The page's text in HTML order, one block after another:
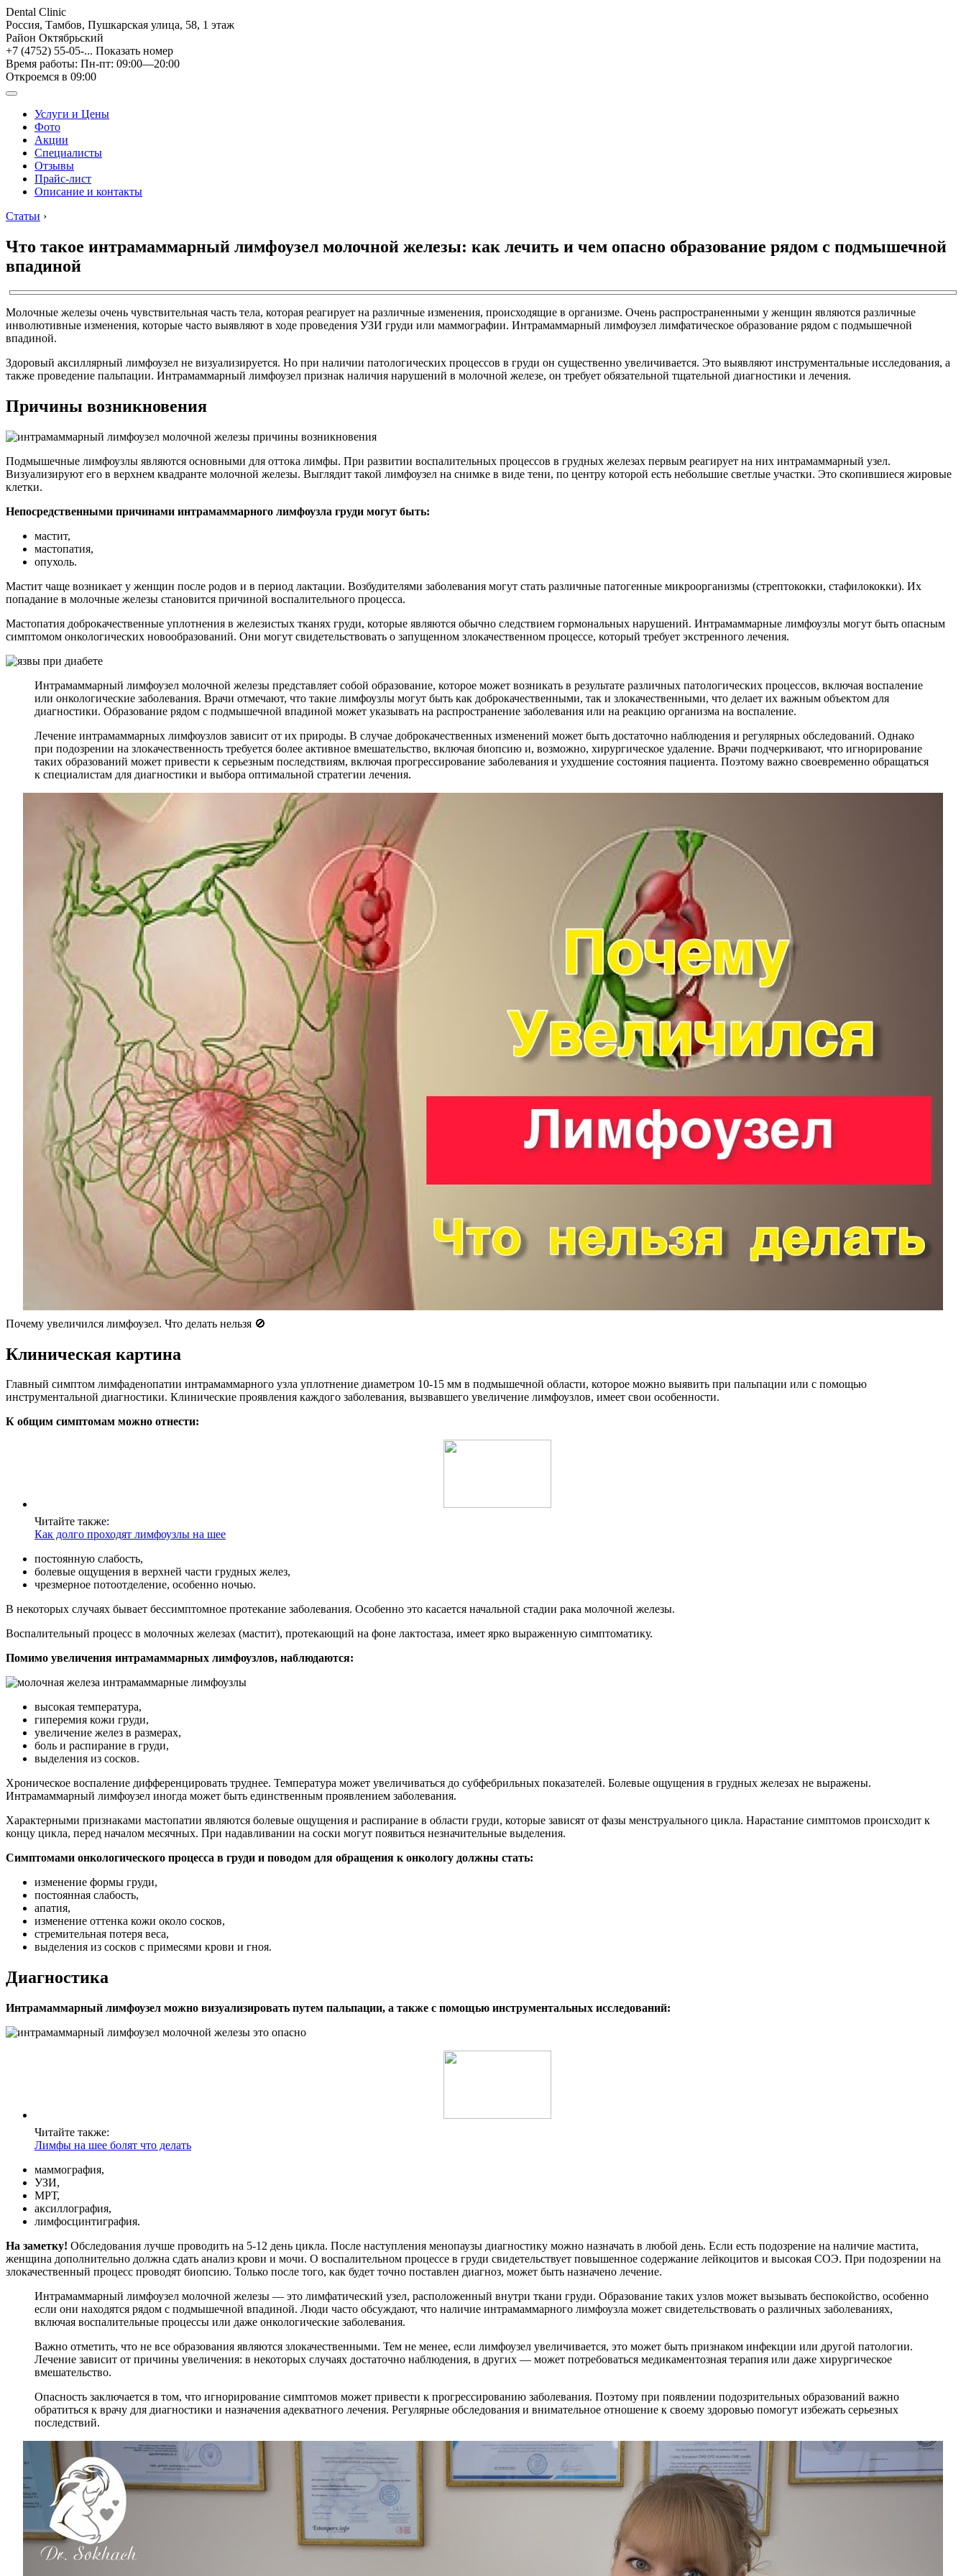
Dental Clinic
Россия, Тамбов, Пушкарская улица, 58, 1 этаж
Район Октябрьский
+7 (4752) 55-05-... Показать номер
Время работы: Пн-пт: 09:00—20:00
Откроемся в 09:00
Услуги и Цены
Фото
Акции
Специалисты
Отзывы
Прайс-лист
Описание и контакты
Статьи ›
Что такое интрамаммарный лимфоузел молочной железы: как лечить и чем опасно образование рядом с подмышечной
впадиной
Молочные железы очень чувствительная часть тела, которая реагирует на различные изменения, происходящие в организме. Очень распространенными у женщин являются различные
инволютивные изменения, которые часто выявляют в ходе проведения УЗИ груди или маммографии. Интрамаммарный лимфоузел лимфатическое образование рядом с подмышечной
впадиной.
Здоровый аксиллярный лимфоузел не визуализируется. Но при наличии патологических процессов в груди он существенно увеличивается. Это выявляют инструментальные исследования, а
также проведение пальпации. Интрамаммарный лимфоузел признак наличия нарушений в молочной железе, он требует обязательной тщательной диагностики и лечения.
Причины возникновения
Подмышечные лимфоузлы являются основными для оттока лимфы. При развитии воспалительных процессов в грудных железах первым реагирует на них интрамаммарный узел.
Визуализируют его в верхнем квадранте молочной железы. Выглядит такой лимфоузел на снимке в виде тени, по центру которой есть небольшие светлые участки. Это скопившиеся жировые
клетки.
Непосредственными причинами интрамаммарного лимфоузла груди могут быть:
мастит,
мастопатия,
опухоль.
Мастит чаще возникает у женщин после родов и в период лактации. Возбудителями заболевания могут стать различные патогенные микроорганизмы (стрептококки, стафилококки). Их
попадание в молочные железы становится причиной воспалительного процесса.
Мастопатия доброкачественные уплотнения в железистых тканях груди, которые являются обычно следствием гормональных нарушений. Интрамаммарные лимфоузлы могут быть опасным
симптомом онкологических новообразований. Они могут свидетельствовать о запущенном злокачественном процессе, который требует экстренного лечения.
Интрамаммарный лимфоузел молочной железы представляет собой образование, которое может возникать в результате различных патологических процессов, включая воспаление
или онкологические заболевания. Врачи отмечают, что такие лимфоузлы могут быть как доброкачественными, так и злокачественными, что делает их важным объектом для
диагностики. Образование рядом с подмышечной впадиной может указывать на распространение заболевания или на реакцию организма на воспаление.
Лечение интрамаммарных лимфоузлов зависит от их природы. В случае доброкачественных изменений может быть достаточно наблюдения и регулярных обследований. Однако
при подозрении на злокачественность требуется более активное вмешательство, включая биопсию и, возможно, хирургическое удаление. Врачи подчеркивают, что игнорирование
таких образований может привести к серьезным последствиям, включая прогрессирование заболевания и ухудшение состояния пациента. Поэтому важно своевременно обращаться
к специалистам для диагностики и выбора оптимальной стратегии лечения.
Почему увеличился лимфоузел. Что делать нельзя 🚫
Клиническая картина
Главный симптом лимфаденопатии интрамаммарного узла уплотнение диаметром 10-15 мм в подмышечной области, которое можно выявить при пальпации или с помощью
инструментальной диагностики. Клинические проявления каждого заболевания, вызвавшего увеличение лимфоузлов, имеет свои особенности.
К общим симптомам можно отнести:
Читайте также:
Как долго проходят лимфоузлы на шее
постоянную слабость,
болевые ощущения в верхней части грудных желез,
чрезмерное потоотделение, особенно ночью.
В некоторых случаях бывает бессимптомное протекание заболевания. Особенно это касается начальной стадии рака молочной железы.
Воспалительный процесс в молочных железах (мастит), протекающий на фоне лактостаза, имеет ярко выраженную симптоматику.
Помимо увеличения интрамаммарных лимфоузлов, наблюдаются:
высокая температура,
гиперемия кожи груди,
увеличение желез в размерах,
боль и распирание в груди,
выделения из сосков.
Хроническое воспаление дифференцировать труднее. Температура может увеличиваться до субфебрильных показателей. Болевые ощущения в грудных железах не выражены.
Интрамаммарный лимфоузел иногда может быть единственным проявлением заболевания.
Характерными признаками мастопатии являются болевые ощущения и распирание в области груди, которые зависят от фазы менструального цикла. Нарастание симптомов происходит к
концу цикла, перед началом месячных. При надавливании на соски могут появиться незначительные выделения.
Симптомами онкологического процесса в груди и поводом для обращения к онкологу должны стать:
изменение формы груди,
постоянная слабость,
апатия,
изменение оттенка кожи около сосков,
стремительная потеря веса,
выделения из сосков с примесями крови и гноя.
Диагностика
Интрамаммарный лимфоузел можно визуализировать путем пальпации, а также с помощью инструментальных исследований:
Читайте также:
Лимфы на шее болят что делать
маммография,
УЗИ,
МРТ,
аксиллография,
лимфосцинтиграфия.
На заметку! Обследования лучше проводить на 5-12 день цикла. После наступления менопаузы диагностику можно назначать в любой день. Если есть подозрение на наличие мастита,
женщина дополнительно должна сдать анализ крови и мочи. О воспалительном процессе в груди свидетельствует повышенное содержание лейкоцитов и высокая СОЭ. При подозрении на
злокачественный процесс проводят биопсию. Только после того, как будет точно поставлен диагноз, может быть назначено лечение.
Интрамаммарный лимфоузел молочной железы — это лимфатический узел, расположенный внутри ткани груди. Образование таких узлов может вызывать беспокойство, особенно
если они находятся рядом с подмышечной впадиной. Люди часто обсуждают, что наличие интрамаммарного лимфоузла может свидетельствовать о различных заболеваниях,
включая воспалительные процессы или даже онкологические заболевания.
Важно отметить, что не все образования являются злокачественными. Тем не менее, если лимфоузел увеличивается, это может быть признаком инфекции или другой патологии.
Лечение зависит от причины увеличения: в некоторых случаях достаточно наблюдения, в других — может потребоваться медикаментозная терапия или даже хирургическое
вмешательство.
Опасность заключается в том, что игнорирование симптомов может привести к прогрессированию заболевания. Поэтому при появлении подозрительных образований важно
обратиться к врачу для диагностики и назначения адекватного лечения. Регулярные обследования и внимательное отношение к своему здоровью помогут избежать серьезных
последствий.